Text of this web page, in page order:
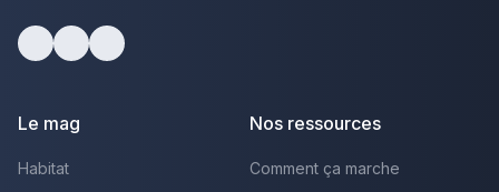
Le mag
Habitat
Nos ressources
Comment ça marche